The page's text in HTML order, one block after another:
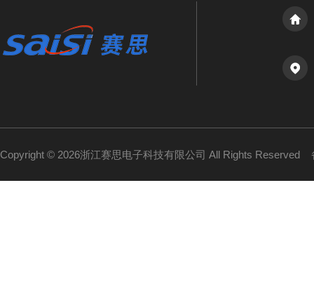
Copyright © 2026浙江赛思电子科技有限公司 All Rights Reserved